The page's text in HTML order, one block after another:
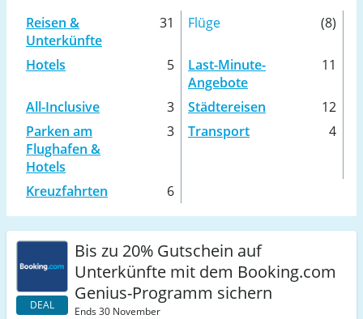
Reisen &
Unterkünfte
31 Flüge (8)
Hotels 5
Last-Minute-
Angebote
11
All-Inclusive 3 Städtereisen
12
Parken am
Flughafen &
Hotels
3 Transport 4
Kreuzfahrten 6
DEAL
Bis zu 20% Gutschein auf
Unterkünfte mit dem Booking.com
Genius-Programm sichern
Ends 30 November